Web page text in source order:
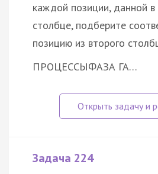
каждой позиции, данной в
столбце, подберите
позицию из второго
ПРОЦЕССЫФАЗА ГА…
Задача 224